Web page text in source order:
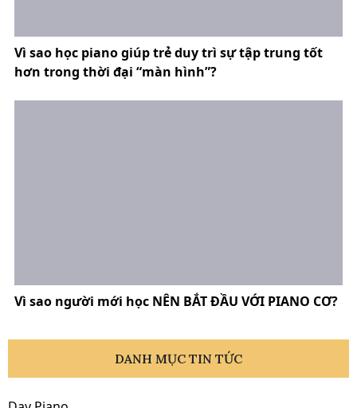
Vì sao học piano giúp trẻ duy trì sự tập trung tốt
hơn trong thời đại “màn hình”?
Vì sao người mới học NÊN BẮT ĐẦU VỚI PIANO CƠ?
DANH MỤC TIN TỨC